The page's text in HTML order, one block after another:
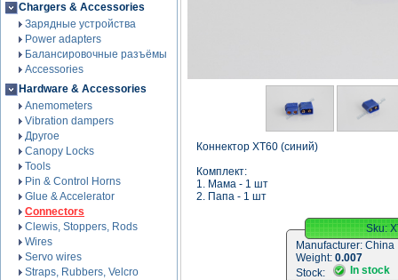
Chargers & Accessories
Зарядные устройства
Power adapters
Балансировочные разъёмы
Accessories
Hardware & Accessories
Anemometers
Vibration dampers
Другое
Canopy Locks
Tools
Pin & Control Horns
Glue & Accelerator
Connectors
Clewis, Stoppers, Rods
Wires
Servo wires
Straps, Rubbers, Velcro
Коннектор XT60 (синий)
Комплект:
1. Мама - 1 шт
2. Папа - 1 шт
Sku:
Manufacturer: China
Weight: 0.007
Stock:
In stock